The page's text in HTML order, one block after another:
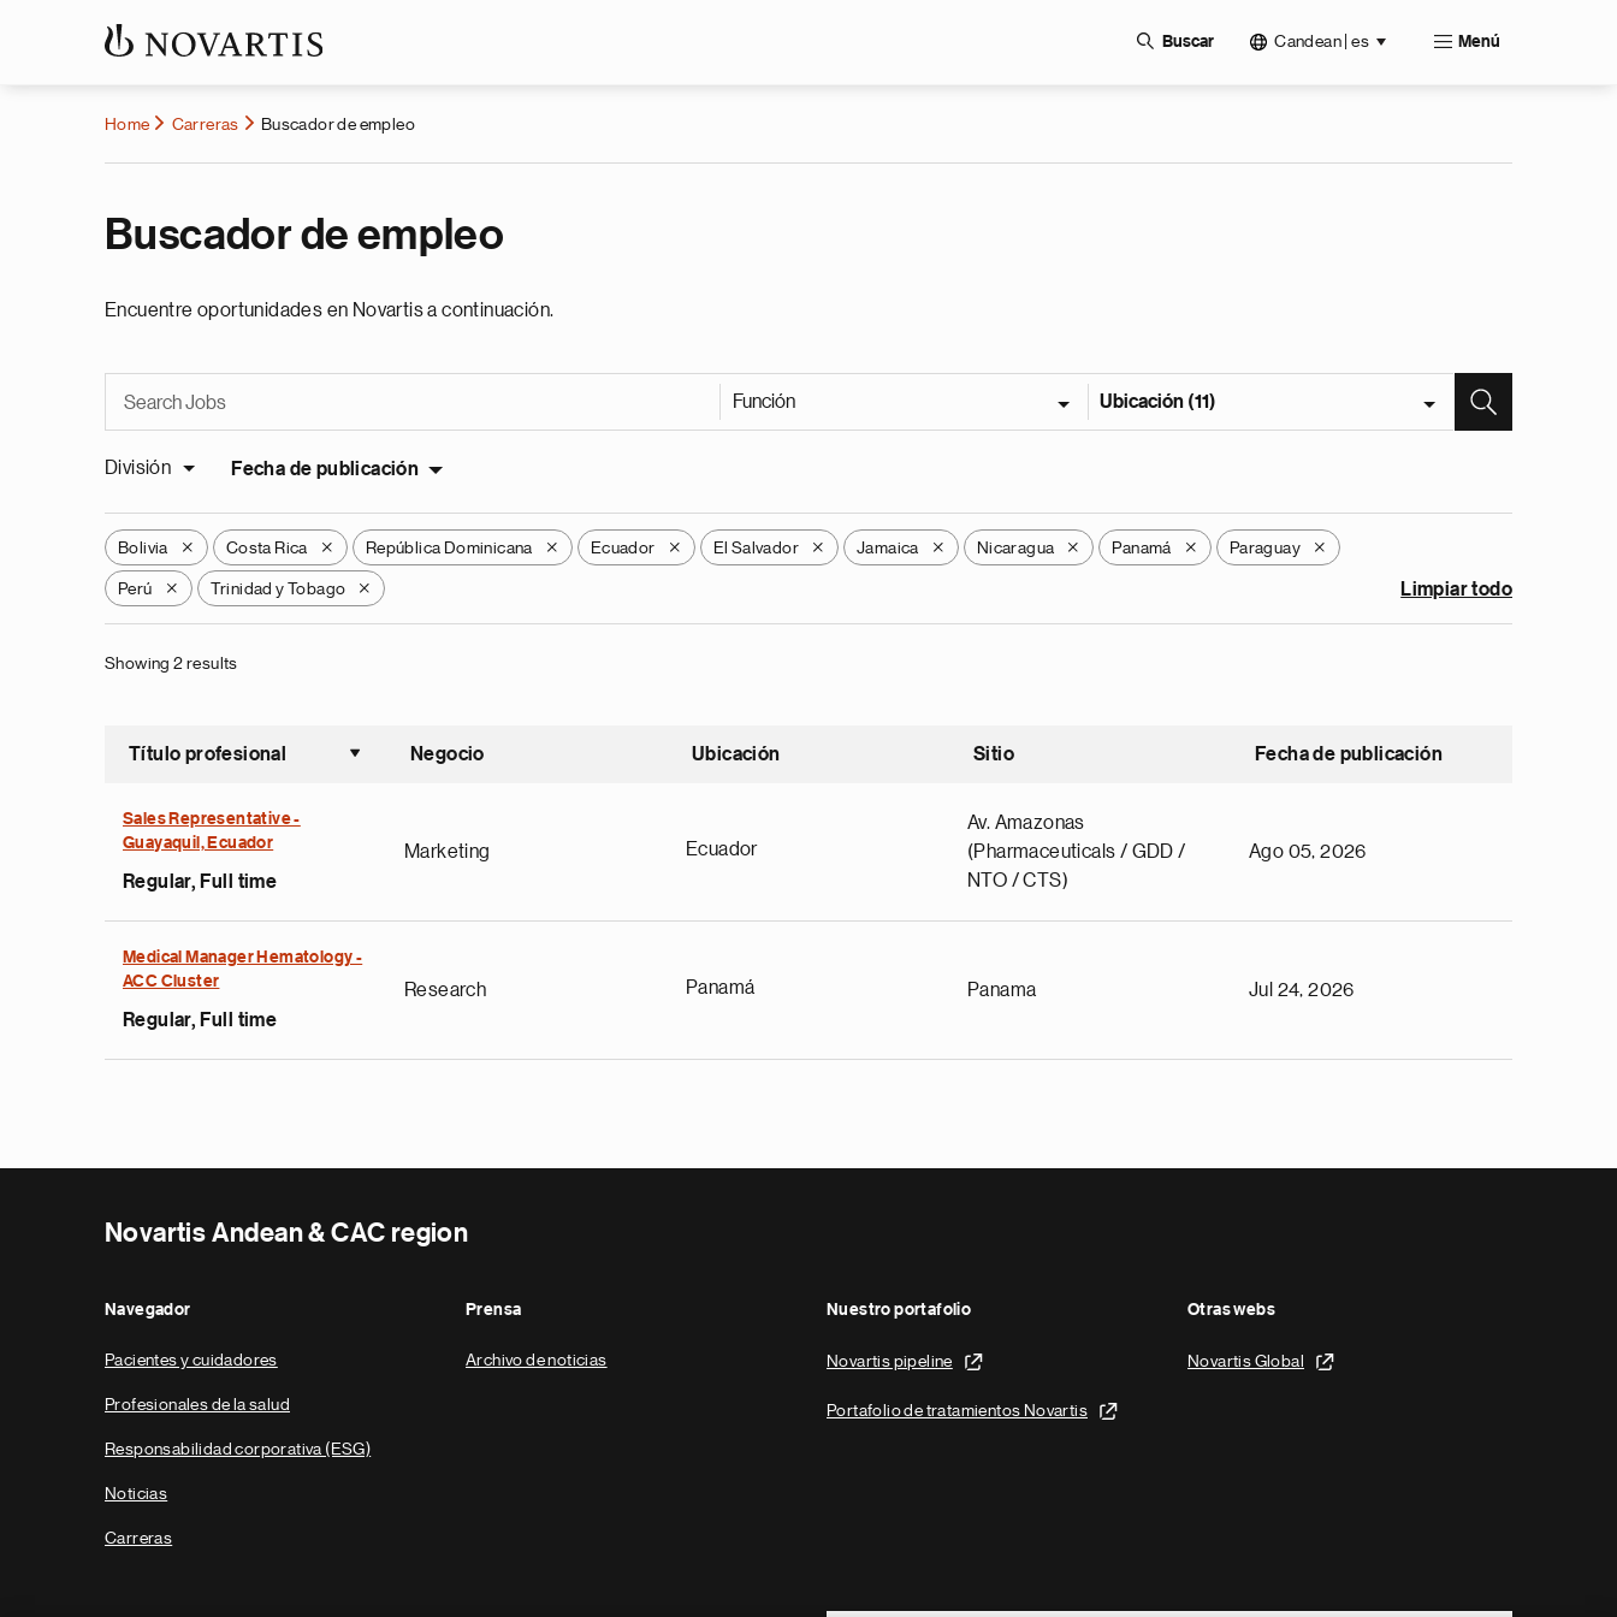
Buscar Candean | es Menú
Home Carreras Buscador de empleo
Buscador de empleo
Encuentre oportunidades en Novartis a continuación.
Función Ubicación (11)
División Fecha de publicación
Bolivia X Costa Rica X República Dominicana X Ecuador X El Salvador X Jamaica X Nicaragua X Panamá X Paraguay X
Perú X Trinidad y Tobago X Limpiar todo
Showing 2 results
Título profesional
Ordenar ascendente
Negocio Ubicación Sitio Fecha de publicación
Sales Representative -
Guayaquil, Ecuador
Regular, Full time
Marketing Ecuador
Av. Amazonas
(Pharmaceuticals / GDD /
NTO / CTS)
Ago 05, 2026
Medical Manager Hematology -
ACC Cluster
Regular, Full time
Research Panamá Panama Jul 24, 2026
Novartis Andean & CAC region
Navegador
Pacientes y cuidadores
Profesionales de la salud
Responsabilidad corporativa (ESG)
Noticias
Carreras
Prensa
Archivo de noticias
Nuestro portafolio
Novartis pipeline
Portafolio de tratamientos Novartis
Otras webs
Novartis Global